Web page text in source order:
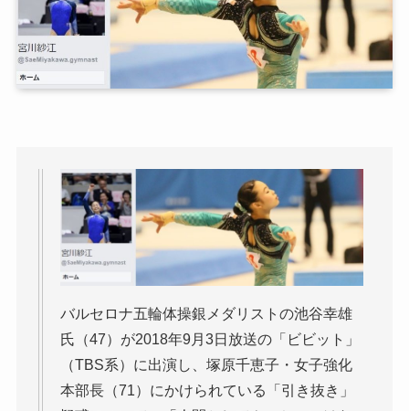
バルセロナ五輪体操銀メダリストの池谷幸雄
氏（47）が2018年9月3日放送の「ビビット」
（TBS系）に出演し、塚原千恵子・女子強化
本部長（71）にかけられている「引き抜き」